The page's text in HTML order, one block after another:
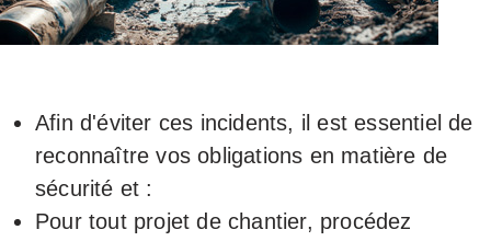
Afin d'éviter ces incidents, il est essentiel de
reconnaître vos obligations en matière de
sécurité et :
Pour tout projet de chantier, procédez